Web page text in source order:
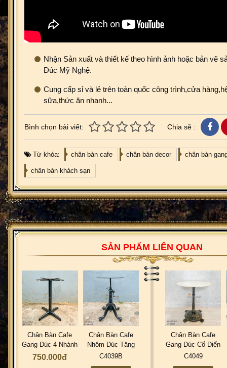
Nhận Sản xuất và thiết kế theo hình ảnh hoặc bản vẽ
Đúc Mỹ Nghệ.
Cung cấp sỉ và lẻ trên toàn quốc công trình,cửa
sữa,thức ăn nhanh...
Bình chọn bài viết: Chia sẽ :
Từ khóa: chân bàn cafe chân bàn decor chân bàn
chân bàn khách sạn
SẢN PHẨM LIÊN QUAN
Chân Bàn Cafe
Gang Đúc 4 Nhánh
Trơn C4002A
750.000đ
Chân Bàn Cafe
Nhôm Đúc Tăng
Cao Thấp Bằng
C4039B
Chân Bàn Cafe
Gang Đúc Cổ Điển
Industrial Vintage
C4049